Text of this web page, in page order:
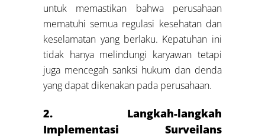
untuk memastikan bahwa perusahaan
mematuhi semua regulasi kesehatan dan
keselamatan yang berlaku. Kepatuhan ini
tidak hanya melindungi karyawan tetapi
juga mencegah sanksi hukum dan denda
yang dapat dikenakan pada perusahaan.
2. Langkah-langkah
Implementasi Surveilans